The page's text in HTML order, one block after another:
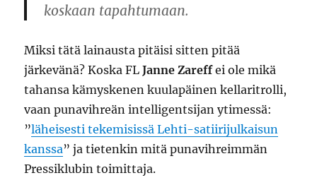
koskaan tapahtumaan.
Miksi tätä lainausta pitäisi sitten pitää
järkevänä? Koska FL Janne Zareffei ole mikä
tahansa kämyskenen kuulapäinen kellaritrolli,
vaan punavihreän intelligentsijan ytimessä:
”läheisesti tekemisissä Lehti-satiirijulkaisun
kanssa” ja tietenkin mitä punavihreimmän
Pressiklubin toimittaja.